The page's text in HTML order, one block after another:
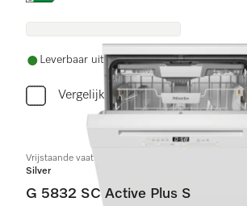
Leverbaar uit voorraad met gratis levering
Vergelijken
Vrijstaande vaatwassers
Silver
G 5832 SC Active Plus S